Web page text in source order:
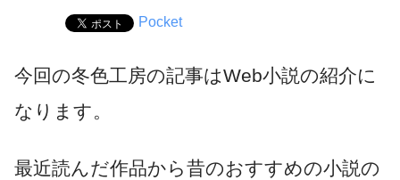
Pocket
今回の冬色工房の記事はWeb小説の紹介に
なります。
最近読んだ作品から昔のおすすめの小説の